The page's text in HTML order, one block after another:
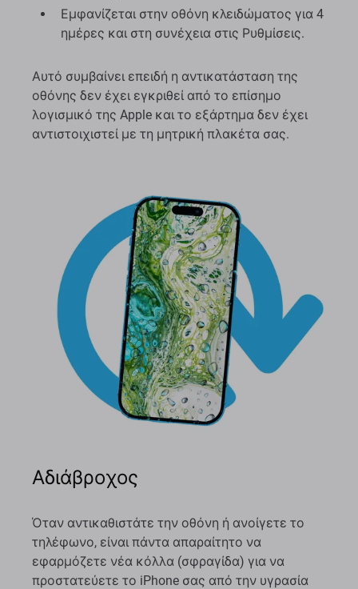
Εμφανίζεται στην οθόνη κλειδώματος για 4
ημέρες και στη συνέχεια στις Ρυθμίσεις.
Αυτό συμβαίνει επειδή η αντικατάσταση της
οθόνης δεν έχει εγκριθεί από το επίσημο
λογισμικό της Apple και το εξάρτημα δεν έχει
αντιστοιχιστεί με τη μητρική πλακέτα σας.
Αδιάβροχος
Όταν αντικαθιστάτε την οθόνη ή ανοίγετε το
τηλέφωνο, είναι πάντα απαραίτητο να
εφαρμόζετε νέα κόλλα (σφραγίδα) για να
προστατεύετε το iPhone σας από την υγρασία